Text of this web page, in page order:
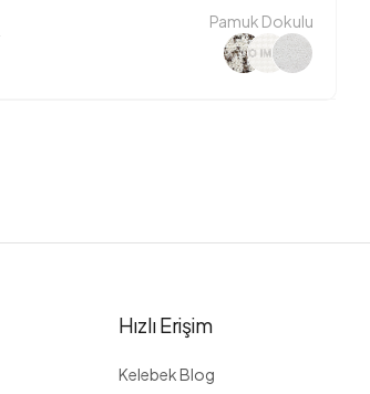
Pamuk Dokulu
Hızlı Erişim
Kelebek Blog